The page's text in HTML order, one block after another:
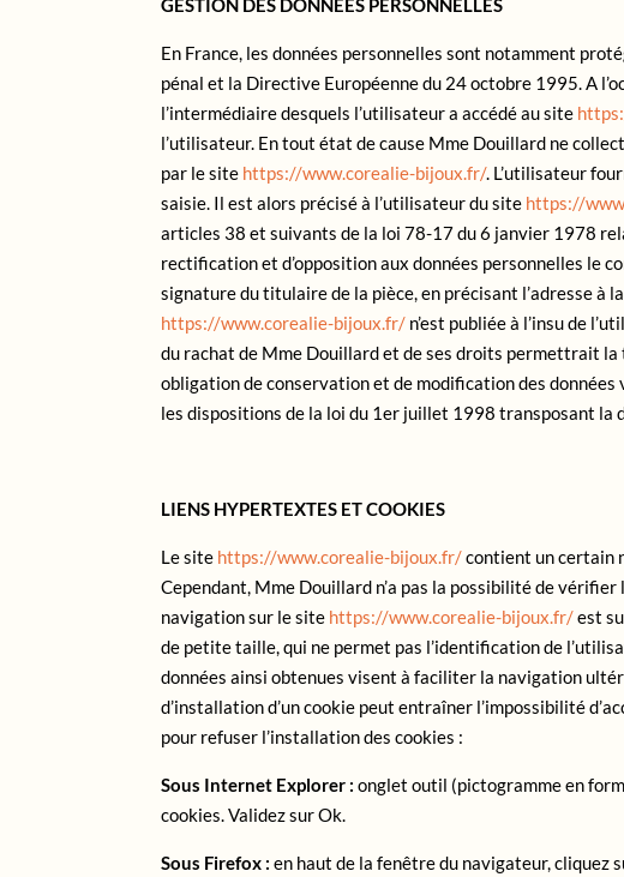
GESTION DES DONNÉES PERSONNELLES
En France, les données personnelles sont notamment
pénal et la Directive Européenne du 24 octobre 1995. A
l’intermédiaire desquels l’utilisateur a accédé au site
l’utilisateur. En tout état de cause Mme Douillard ne
par le site https://www.corealie-bijoux.fr/. L’utilisateur
saisie. Il est alors précisé à l’utilisateur du site https://
articles 38 et suivants de la loi 78-17 du 6 janvier 1978
rectification et d’opposition aux données personnelles le
signature du titulaire de la pièce, en précisant l’adresse
https://www.corealie-bijoux.fr/ n’est publiée à l’insu de
du rachat de Mme Douillard et de ses droits permettrait
obligation de conservation et de modification des données
les dispositions de la loi du 1er juillet 1998 transposant
LIENS HYPERTEXTES ET COOKIES
Le site https://www.corealie-bijoux.fr/contient un certain
Cependant, Mme Douillard n’a pas la possibilité de
navigation sur le site https://www.corealie-bijoux.fr/est
de petite taille, qui ne permet pas l’identification de
données ainsi obtenues visent à faciliter la navigation
d’installation d’un cookie peut entraîner l’impossibilité
pour refuser l’installation des cookies :
Sous Internet Explorer : onglet outil (pictogramme en
cookies. Validez sur Ok.
Sous Firefox : en haut de la fenêtre du navigateur, cliquez